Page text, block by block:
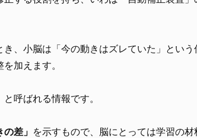
、小脳は「今の動きはズレていた」という
加えます。
呼ばれる情報です。
差」 を示すもので、脳にとっては学習の材